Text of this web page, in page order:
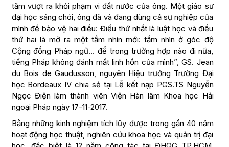
tăm vượt ra khỏi phạm vi đất nước của ông. Một giáo sư
đại học sáng chói, ông đã và đang dùng cả sự nghiệp của
mình để bảo vệ hai điều: Điều thứ nhất là luật học và điều
thứ hai là mở ra một tầm nhìn mới: tầm nhìn ở góc độ
Cộng đồng Pháp ngữ… để trong trường hợp nào đi nữa,
tiếng Pháp không đánh mất linh hồn của mình”, GS. Jean
du Bois de Gaudusson, nguyên Hiệu trưởng Trường Đại
học Bordeaux IV chia sẻ tại Lễ kết nạp PGS.TS Nguyễn
Ngọc Điện làm thành viên Viện Hàn lâm Khoa học Hải
ngoại Pháp ngày 17-11-2017.
Bằng những kinh nghiệm tích lũy được trong gần 40 năm
hoạt động học thuật, nghiên cứu khoa học và quản trị đại